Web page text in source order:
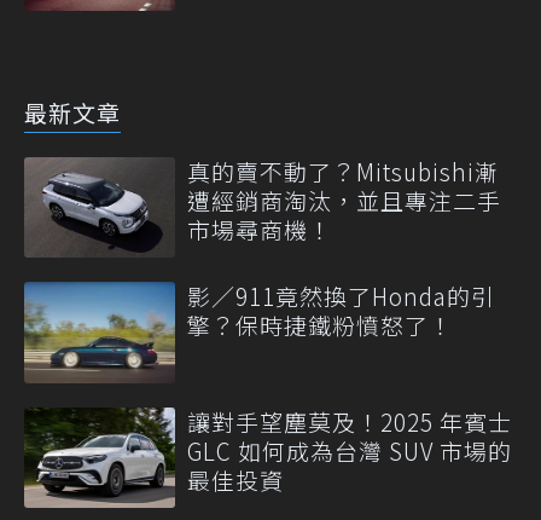
最新文章
真的賣不動了？Mitsubishi漸
遭經銷商淘汰，並且專注二手
市場尋商機！
影／911竟然換了Honda的引
擎？保時捷鐵粉憤怒了！
讓對手望塵莫及！2025 年賓士
GLC 如何成為台灣 SUV 市場的
最佳投資